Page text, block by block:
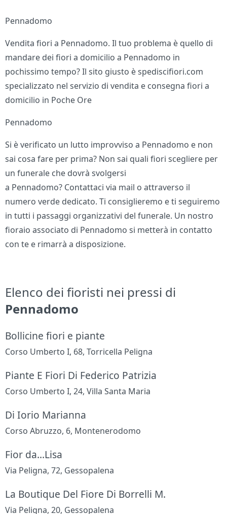
Pennadomo
Vendita fiori a Pennadomo. Il tuo problema è quello di
mandare dei fiori a domicilio a Pennadomo in
pochissimo tempo? Il sito giusto è spediscifiori.com
specializzato nel servizio di vendita e consegna fiori a
domicilio in Poche Ore
Pennadomo
Si è verificato un lutto improvviso a Pennadomo e non
sai cosa fare per prima? Non sai quali fiori scegliere per
un funerale che dovrà svolgersi
a Pennadomo? Contattaci via mail o attraverso il
numero verde dedicato. Ti consiglieremo e ti seguiremo
in tutti i passaggi organizzativi del funerale. Un nostro
fioraio associato di Pennadomo si metterà in contatto
con te e rimarrà a disposizione.
Elenco dei fioristi nei pressi di
Pennadomo
Bollicine fiori e piante
Corso Umberto I, 68, Torricella Peligna
Piante E Fiori Di Federico Patrizia
Corso Umberto I, 24, Villa Santa Maria
Di Iorio Marianna
Corso Abruzzo, 6, Montenerodomo
Fior da...Lisa
Via Peligna, 72, Gessopalena
La Boutique Del Fiore Di Borrelli M.
Via Peligna, 20, Gessopalena